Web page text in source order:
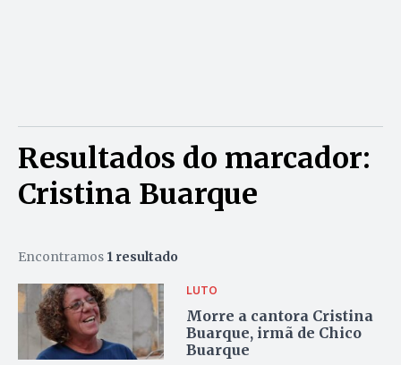
Resultados do marcador:
Cristina Buarque
Encontramos 1 resultado
LUTO
Morre a cantora Cristina
Buarque, irmã de Chico
Buarque